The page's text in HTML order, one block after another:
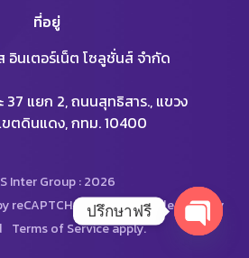
ที่อยู่
อินเตอร์เน็ต โซลูชั่นส์ จำกัด
37 แยก 2, ถนนสุทธิสาร., แขวง
ขตดินแดง, กทม. 10400
Inter Group : 2026
reCAPTCHA and the Google Privacy
Terms of Serviceapply.
ปรึกษาฟรี